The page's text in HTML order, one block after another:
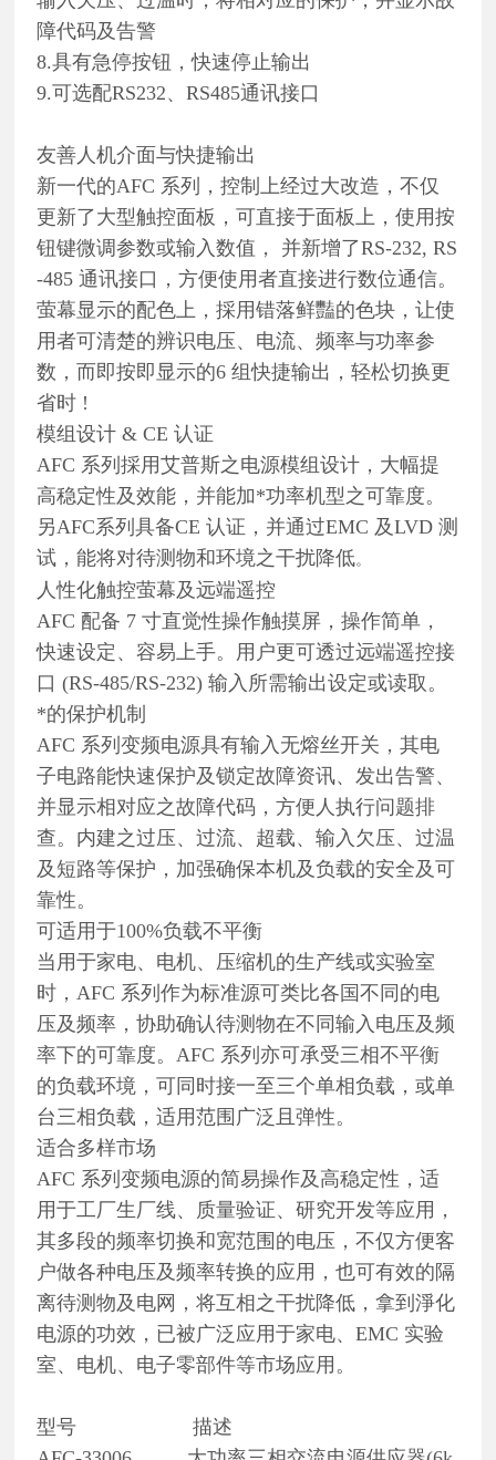
障代码及告警
8.具有急停按钮，快速停止输出
9.可选配RS232、RS485通讯接口
友善人机介面与快捷输出
新一代的AFC 系列，控制上经过大改造，不仅
更新了大型触控面板，可直接于面板上，使用按
钮键微调参数或输入数值， 并新增了RS-232, RS
-485 通讯接口，方便使用者直接进行数位通信。
萤幕显示的配色上，採用错落鲜豔的色块，让使
用者可清楚的辨识电压、电流、频率与功率参
数，而即按即显示的6 组快捷输出，轻松切换更
省时 !
模组设计 & CE 认证
AFC 系列採用艾普斯之电源模组设计，大幅提
高稳定性及效能，并能加*功率机型之可靠度。
另AFC系列具备CE 认证，并通过EMC 及LVD 测
试，能将对待测物和环境之干扰降低。
人性化触控萤幕及远端遥控
AFC 配备 7 寸直觉性操作触摸屏，操作简单，
快速设定、容易上手。用户更可透过远端遥控接
口 (RS-485/RS-232) 输入所需输出设定或读取。
*的保护机制
AFC 系列变频电源具有输入无熔丝开关，其电
子电路能快速保护及锁定故障资讯、发出告警、
并显示相对应之故障代码，方便人执行问题排
查。内建之过压、过流、超载、输入欠压、过温
及短路等保护，加强确保本机及负载的安全及可
靠性。
可适用于100%负载不平衡
当用于家电、电机、压缩机的生产线或实验室
时，AFC 系列作为标准源可类比各国不同的电
压及频率，协助确认待测物在不同输入电压及频
率下的可靠度。AFC 系列亦可承受三相不平衡
的负载环境，可同时接一至三个单相负载，或单
台三相负载，适用范围广泛且弹性。
适合多样市场
AFC 系列变频电源的简易操作及高稳定性，适
用于工厂生厂线、质量验证、研究开发等应用，
其多段的频率切换和宽范围的电压，不仅方便客
户做各种电压及频率转换的应用，也可有效的隔
离待测物及电网，将互相之干扰降低，拿到淨化
电源的功效，已被广泛应用于家电、EMC 实验
室、电机、电子零部件等市场应用。
型号 描述